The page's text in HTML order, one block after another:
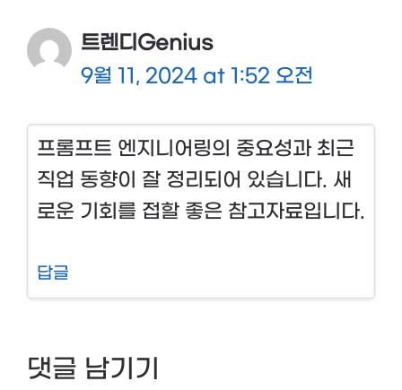
트렌디Genius
9월 11, 2024 at 1:52 오전
프롬프트 엔지니어링의 중요성과 최근
직업 동향이 잘 정리되어 있습니다. 새
로운 기회를 접할 좋은 참고자료입니다.
답글
댓글 남기기